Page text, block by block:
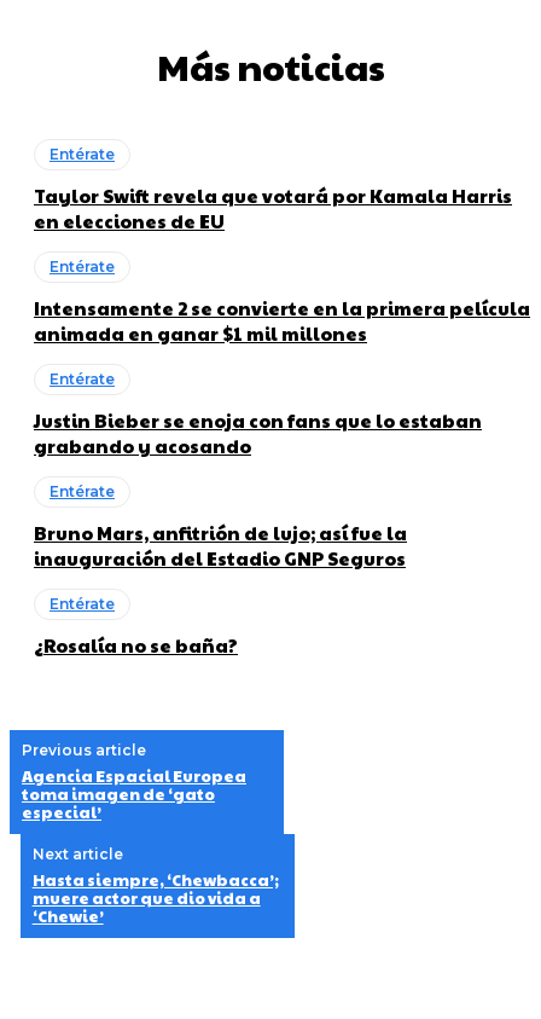
Más noticias
Entérate
Taylor Swift revela que votará por Kamala Harris
en elecciones de EU
Entérate
Intensamente 2 se convierte en la primera película
animada en ganar $1 mil millones
Entérate
Justin Bieber se enoja con fans que lo estaban
grabando y acosando
Entérate
Bruno Mars, anfitrión de lujo; así fue la
inauguración del Estadio GNP Seguros
Entérate
¿Rosalía no se baña?
Previous article
Agencia Espacial Europea
toma imagen de ‘gato
especial’
Next article
Hasta siempre, ‘Chewbacca’;
muere actor que dio vida a
‘Chewie’